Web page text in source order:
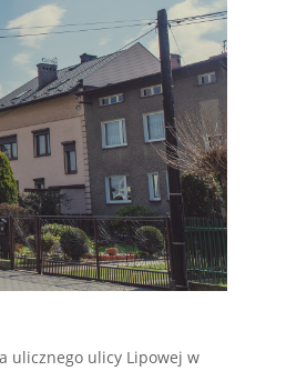
ulicznego ulicy Lipowej w